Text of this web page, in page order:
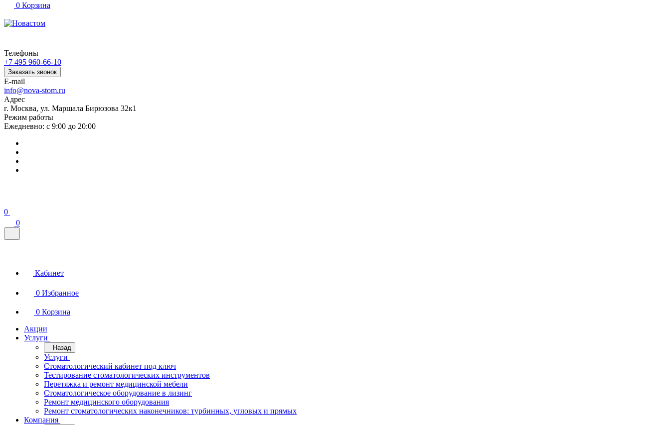
0 Корзина
Телефоны
+7 495 960-66-10
Заказать звонок
E-mail
info@nova-stom.ru
Адрес
г. Москва, ул. Маршала Бирюзова 32к1
Режим работы
Ежедневно: с 9:00 до 20:00
0
0
Кабинет
0 Избранное
0 Корзина
Акции
Услуги
Назад
Услуги
Стоматологический кабинет под ключ
Тестирование стоматологических инструментов
Перетяжка и ремонт медицинской мебели
Стоматологическое оборудование в лизинг
Ремонт медицинского оборудования
Ремонт стоматологических наконечников: турбинных, угловых и прямых
Компания